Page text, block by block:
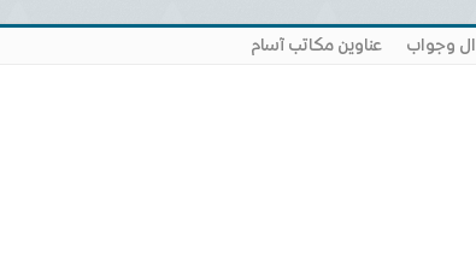
وجواب عناوين مكاتب آسام